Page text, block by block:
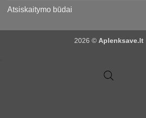
Atsiskaitymo būdai
2026 © Aplenksave.lt